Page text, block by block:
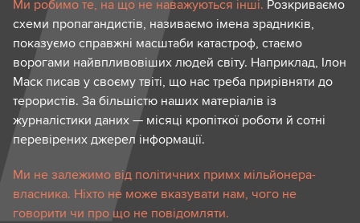
Ми робимо те, на що не наважуються інші. Розкриваємо
схеми пропагандистів, називаємо імена зрадників,
показуємо справжні масштаби катастроф, стаємо
ворогами найвпливовіших людей світу. Наприклад, Ілон
Маск писав у своєму твіті, що нас треба прирівняти до
терористів. За більшістю наших матеріалів із
журналістики даних — місяці кропіткої роботи й сотні
перевірених джерел інформації.
Ми не залежимо від політичних примх мільйонера-
власника. Ніхто не може вказувати нам, чого не
говорити чи про що не повідомляти.